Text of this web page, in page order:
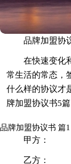
品牌加盟协
在快速变化
常生活的常态，
什么样的协议才
牌加盟协议书5
品牌加盟协议书 篇1
甲方：
乙方：